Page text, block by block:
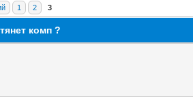
1 2 3
комп ?